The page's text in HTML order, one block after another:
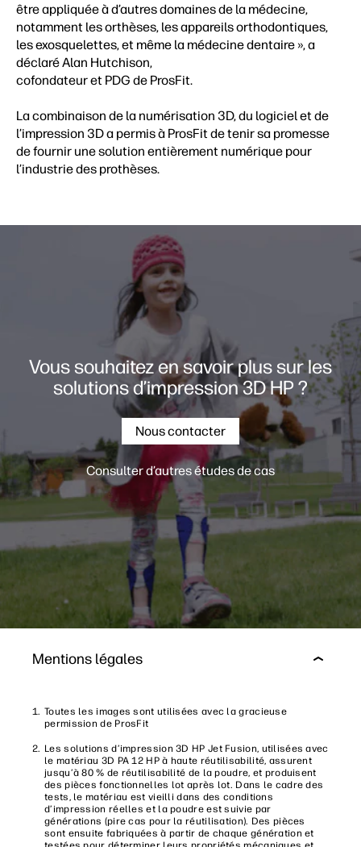
être appliquée à d’autres domaines de la médecine,
notamment les orthèses, les appareils orthodontiques,
les exosquelettes, et même la médecine dentaire », a
déclaré Alan Hutchison,
cofondateur et PDG de ProsFit.
La combinaison de la numérisation 3D, du logiciel et de
l’impression 3D a permis à ProsFit de tenir sa promesse
de fournir une solution entièrement numérique pour
l’industrie des prothèses.
Vous souhaitez en savoir plus sur les
solutions d’impression 3D HP ?
Nous contacter
Consulter d’autres études de cas
Mentions légales
Toutes les images sont utilisées avec la gracieuse
permission de ProsFit
Les solutions d’impression 3D HP Jet Fusion, utilisées avec
le matériau 3D PA 12 HP à haute réutilisabilité, assurent
jusqu’à 80 % de réutilisabilité de la poudre, et produisent
des pièces fonctionnelles lot après lot. Dans le cadre des
tests, le matériau est vieilli dans des conditions
d’impression réelles et la poudre est suivie par
générations (pire cas pour la réutilisation). Des pièces
sont ensuite fabriquées à partir de chaque génération et